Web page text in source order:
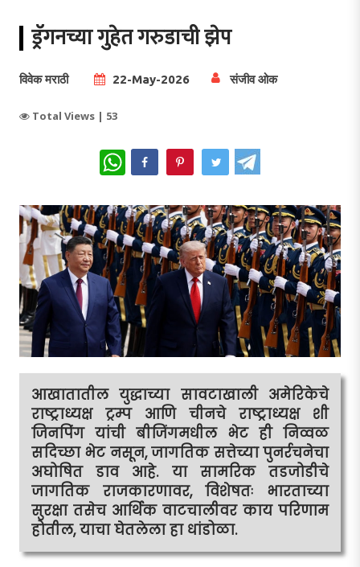
ड्रॅगनच्या गुहेत गरुडाची झेप
विवेक मराठी 22-May-2026 संजीव ओक
Total Views | 53
WhatsApp
आखातातील युद्धाच्या सावटाखाली अमेरिकेचे
राष्ट्राध्यक्ष ट्रम्प आणि चीनचे राष्ट्राध्यक्ष शी
जिनपिंग यांची बीजिंगमधील भेट ही निव्वळ
सदिच्छा भेट नसून, जागतिक सत्तेच्या पुनर्रचनेचा
अघोषित डाव आहे. या सामरिक तडजोडीचे
जागतिक राजकारणावर, विशेषतः भारताच्या
सुरक्षा तसेच आर्थिक वाटचालीवर काय परिणाम
होतील, याचा घेतलेला हा धांडोळा.